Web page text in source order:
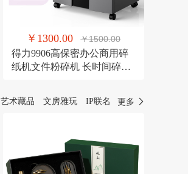
￥1300.00 ￥1500.00
得力9906高保密办公商用碎
纸机文件粉碎机 长时间碎纸
艺术藏品 文房雅玩 IP联名 更多